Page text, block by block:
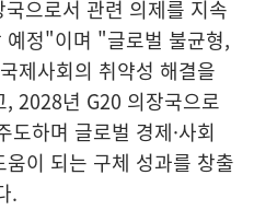
으로서 관련 의제를 지속
예정"이며 "글로벌 불균형,
제사회의 취약성 해결을
2028년 G20 의장국으로
하며 글로벌 경제·사회
이 되는 구체 성과를 창출
.